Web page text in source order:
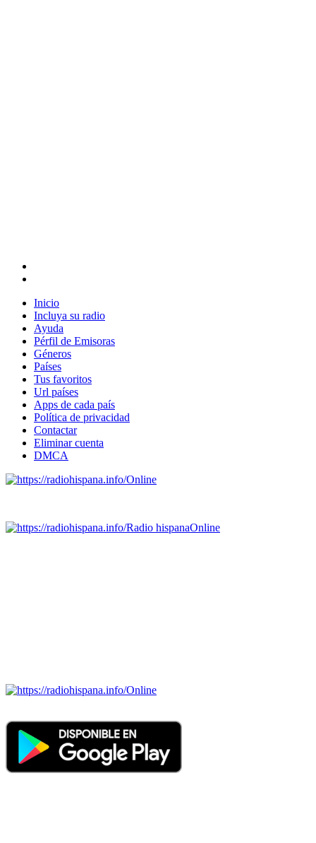
Inicio
Incluya su radio
Ayuda
Pérfil de Emisoras
Géneros
Países
Tus favoritos
Url países
Apps de cada país
Política de privacidad
Contactar
Eliminar cuenta
DMCA
Online
Radio hispanaOnline
Online